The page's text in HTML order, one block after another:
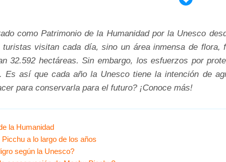
como Patrimonio de la Humanidad por la Unesco
visitan cada día, sino un área inmensa de
32.592 hectáreas. Sin embargo, los esfuerzos por
Es así que cada año la Unesco tiene la intención de
para conservarla para el futuro? ¡Conoce más!
la Humanidad
a lo largo de los años
según la Unesco?